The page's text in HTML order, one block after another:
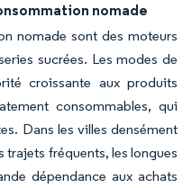
nomade
nomade sont des moteurs
sucrées. Les modes de
croissante aux produits
consommables, qui
Dans les villes densément
trajets fréquents, les longues
dépendance aux achats